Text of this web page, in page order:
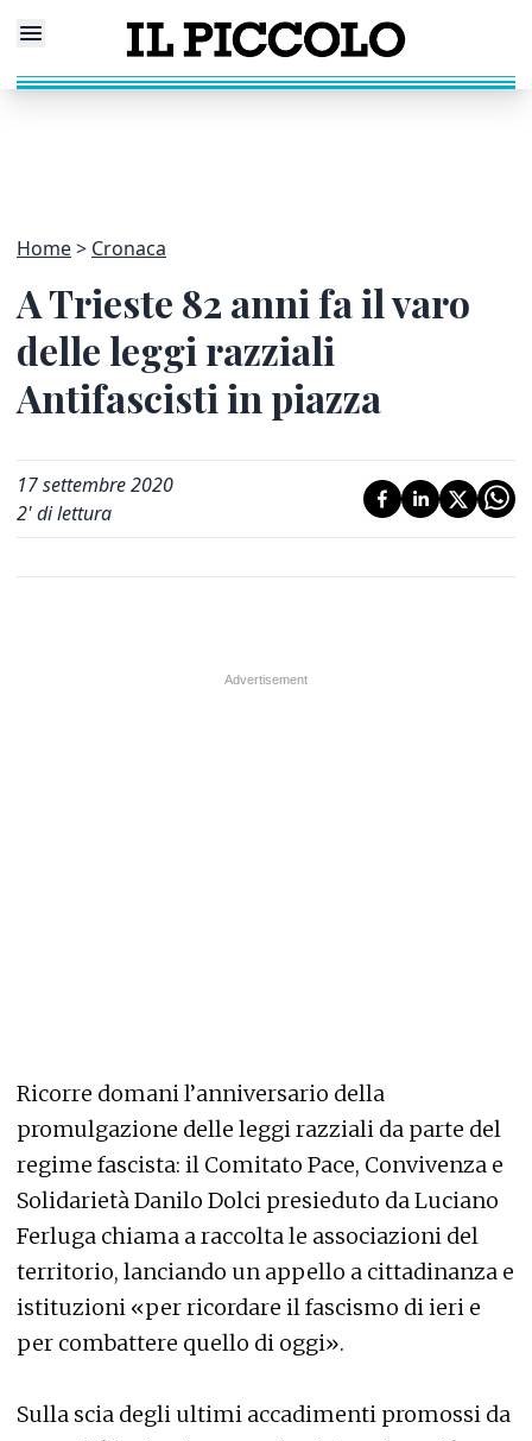
Home Cronaca
A Trieste 82 anni fa il varo
delle leggi razziali
Antifascisti in piazza
17 settembre 2020
2' di lettura
Ricorre domani l’anniversario della
promulgazione delle leggi razziali da parte del
regime fascista: il Comitato Pace, Convivenza e
Solidarietà Danilo Dolci presieduto da Luciano
Ferluga chiama a raccolta le associazioni del
territorio, lanciando un appello a cittadinanza e
istituzioni «per ricordare il fascismo di ieri e
per combattere quello di oggi».
Sulla scia degli ultimi accadimenti promossi da